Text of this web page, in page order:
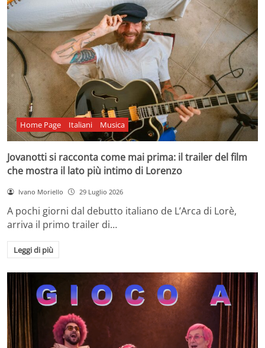
Home Page Italiani Musica
Jovanotti si racconta come mai prima: il trailer del film
che mostra il lato più intimo di Lorenzo
Ivano Moriello 29 Luglio 2026
A pochi giorni dal debutto italiano de L’Arca di Lorè,
arriva il primo trailer di…
Leggi di più